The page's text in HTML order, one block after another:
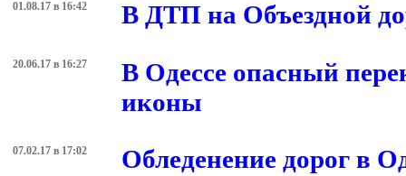
01.08.17 в 16:42 В ДТП на Объездной
20.06.17 в 16:27
В Одессе опасный
иконы
07.02.17 в 17:02 Обледенение дорог в